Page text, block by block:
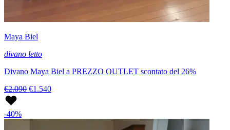
Maya Biel
divano letto
Divano Maya Biel a PREZZO OUTLET scontato del 26%
€2.090 €1.540
-40%